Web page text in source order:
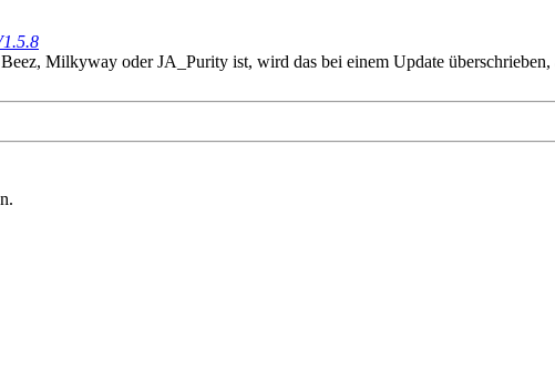
Milkyway oder JA_Purity ist, wird das bei einem Update